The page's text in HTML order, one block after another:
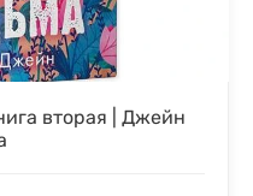
вторая | Джейн